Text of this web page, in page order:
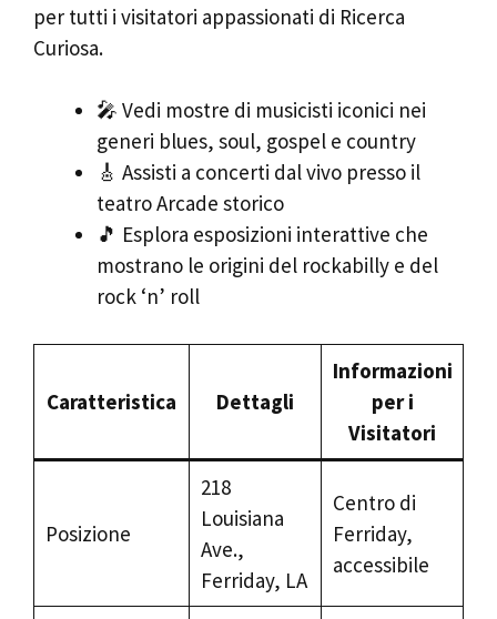
per tutti i visitatori appassionati di Ricerca
Curiosa.
🎤 Vedi mostre di musicisti iconici nei
generi blues, soul, gospel e country
🎸 Assisti a concerti dal vivo presso il
teatro Arcade storico
🎵 Esplora esposizioni interattive che
mostrano le origini del rockabilly e del
rock ‘n’ roll
Caratteristica Dettagli
Informazioni
per i
Visitatori
Posizione
218
Louisiana
Ave.,
Ferriday, LA
Centro di
Ferriday,
accessibile